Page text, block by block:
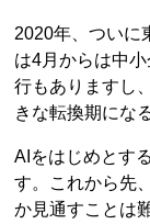
2020年、ついに
は4月からは中
行もありますし
きな転換期にな
AIをはじめとす
す。これから先
か見通すことは